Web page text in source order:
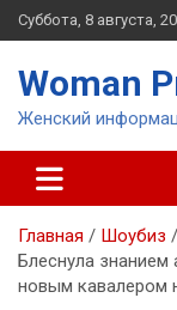
Перейти
к
Суббота, 8 августа,
Woman
Женский
Главная
Шоубиз
Блеснула знанием
новым кавалером